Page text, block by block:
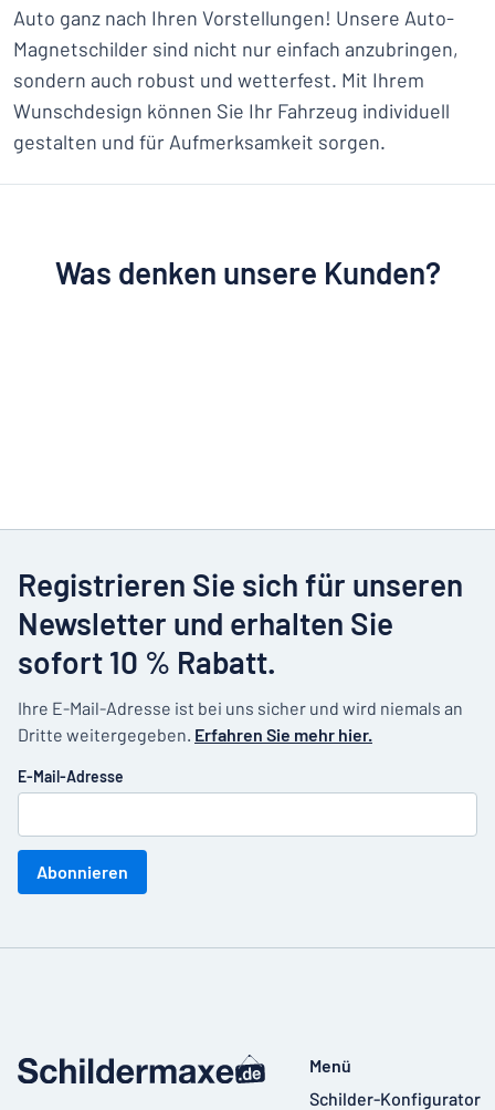
Auto ganz nach Ihren Vorstellungen! Unsere Auto-
Magnetschilder sind nicht nur einfach anzubringen,
sondern auch robust und wetterfest. Mit Ihrem
Wunschdesign können Sie Ihr Fahrzeug individuell
gestalten und für Aufmerksamkeit sorgen.
Was denken unsere Kunden?
Registrieren Sie sich für unseren
Newsletter und erhalten Sie
sofort 10 % Rabatt.
Ihre E-Mail-Adresse ist bei uns sicher und wird niemals an
Dritte weitergegeben. Erfahren Sie mehr hier.
E-Mail-Adresse
Abonnieren
Menü
Schilder-Konfigurator